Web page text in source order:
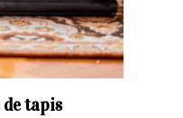
tapis